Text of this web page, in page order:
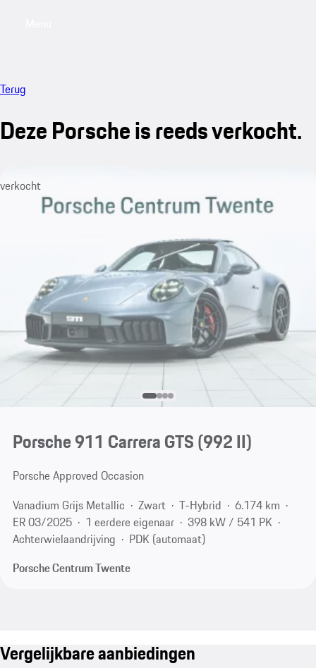
Terug
Deze Porsche is reeds verkocht.
verkocht
Porsche 911 Carrera GTS(992 II)
Porsche Approved Occasion
Vanadium Grijs Metallic
Zwart T-Hybrid
6.174 km
ER 03/2025
1 eerdere eigenaar
398 kW / 541 PK
Achterwielaandrijving
PDK (automaat)
Porsche Centrum Twente
Vergelijkbare aanbiedingen